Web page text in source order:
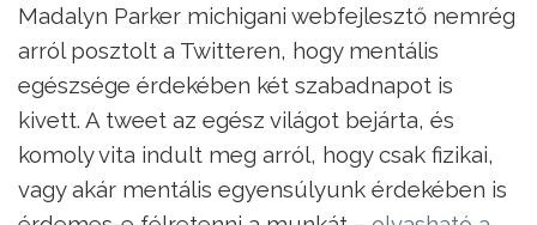
Madalyn Parker michigani webfejlesztő nemrég
arról posztolt a Twitteren, hogy mentális
egészsége érdekében két szabadnapot is
kivett. A tweet az egész világot bejárta, és
komoly vita indult meg arról, hogy csak fizikai,
vagy akár mentális egyensúlyunk érdekében is